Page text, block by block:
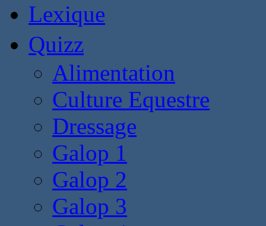
Lexique
Quizz
Alimentation
Culture Equestre
Dressage
Galop 1
Galop 2
Galop 3